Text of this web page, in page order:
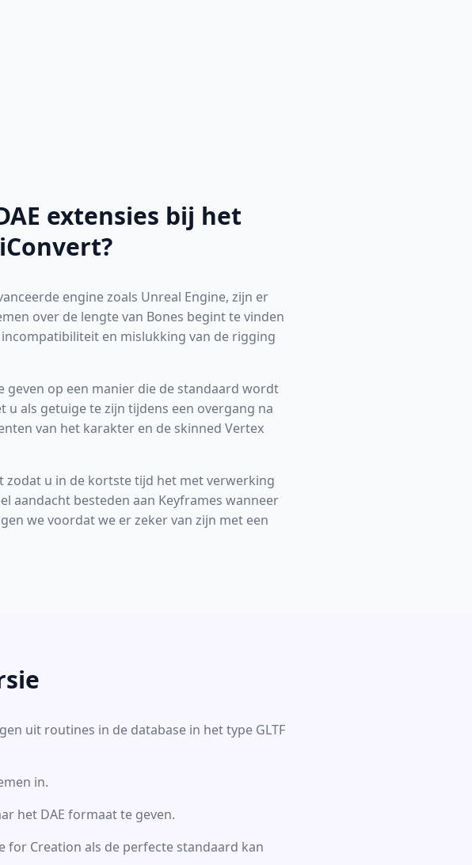
extensies bij het
engine zoals Unreal Engine, zijn er
over de lengte van Bones begint te vinden
en mislukking van de rigging
op een manier die de standaard wordt
u als getuige te zijn tijdens een overgang na
van het karakter en de skinned Vertex
zodat u in de kortste tijd het met verwerking
aandacht besteden aan Keyframes wanneer
we voordat we er zeker van zijn met een
uit routines in de database in het type GLTF
in.
het DAE formaat te geven.
for Creation als de perfecte standaard kan